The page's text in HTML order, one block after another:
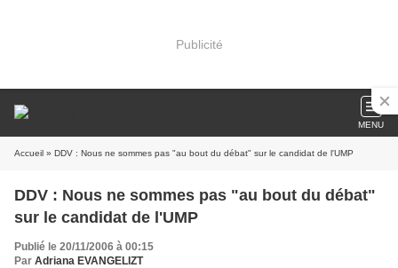
Publicité
MENU
Accueil » DDV : Nous ne sommes pas "au bout du débat" sur le candidat de l'UMP
DDV : Nous ne sommes pas "au bout du débat"
sur le candidat de l'UMP
Publié le 20/11/2006 à 00:15
Par Adriana EVANGELIZT